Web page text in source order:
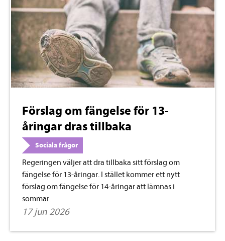
Förslag om fängelse för 13-
åringar dras tillbaka
Sociala frågor
Regeringen väljer att dra tillbaka sitt förslag om
fängelse för 13-åringar. I stället kommer ett nytt
förslag om fängelse för 14-åringar att lämnas i
sommar.
17 jun 2026